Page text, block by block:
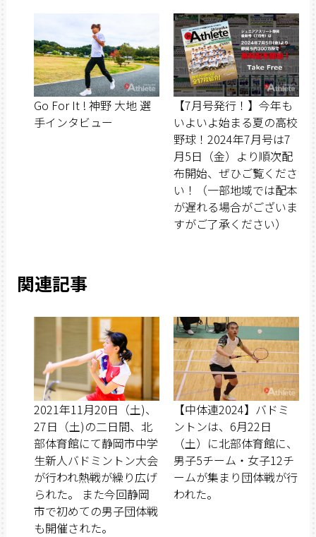
Go For It ! 神野 大地 選
手インタビュー
【7月号発行！】今年も
いよいよ始まる夏の高校
野球！2024年7月号は7
月5日（金）より順次配
布開始、ぜひご覧くださ
い！（一部地域では配本
が遅れる場合がございま
すがご了承ください）
関連記事
2021年11月20日（土)、
27日（土)の二日間、北
部体育館にて静岡市中学
生新人バドミントン大会
が行われ熱戦が繰り広げ
られた。 また今回静岡
市で初めての男子団体戦
も開催された。
【中体連2024】バドミ
ントンは、6月22日
（土）に北部体育館に、
男子5チーム・女子12チ
ームが集まり団体戦が行
われた。